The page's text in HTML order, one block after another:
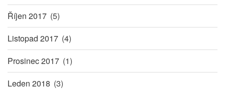
Říjen 2017 (5)
Listopad 2017 (4)
Prosinec 2017 (1)
Leden 2018 (3)